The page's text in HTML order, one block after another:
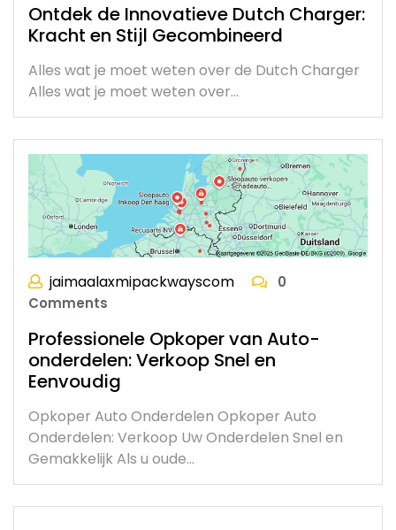
Ontdek de Innovatieve Dutch Charger:
Kracht en Stijl Gecombineerd
Alles wat je moet weten over de Dutch Charger
Alles wat je moet weten over…
jaimaalaxmipackwayscom
0
Comments
Professionele Opkoper van Auto-
onderdelen: Verkoop Snel en
Eenvoudig
Opkoper Auto Onderdelen Opkoper Auto
Onderdelen: Verkoop Uw Onderdelen Snel en
Gemakkelijk Als u oude…